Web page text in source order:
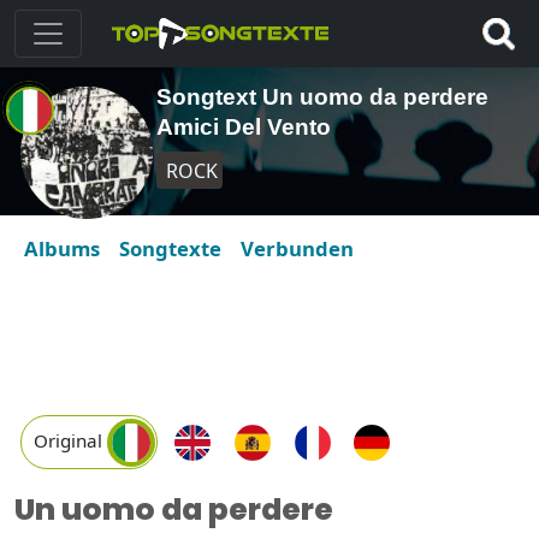
Songtext Un uomo da perdere
Amici Del Vento
ROCK
Albums Songtexte Verbunden
Original
Un uomo da perdere